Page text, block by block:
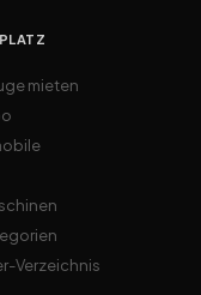
mieten
Verzeichnis